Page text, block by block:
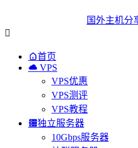
国外主机分

首页
 VPS
VPS优惠
VPS测评
VPS教程
独立服务器
10Gbps服务器